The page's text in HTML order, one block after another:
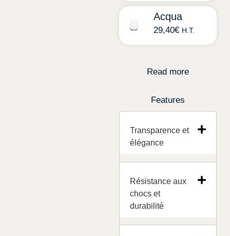
Read more
Features
Acqua
29,40€ H.T.
Transparence et
élégance
Résistance aux
chocs et
durabilité